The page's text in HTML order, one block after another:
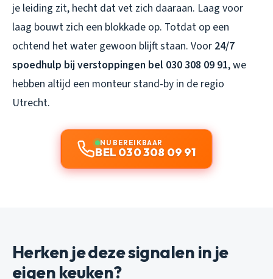
je leiding zit, hecht dat vet zich daaraan. Laag voor
laag bouwt zich een blokkade op. Totdat op een
ochtend het water gewoon blijft staan. Voor 24/7
spoedhulp bij verstoppingen bel 030 308 09 91, we
hebben altijd een monteur stand-by in de regio
Utrecht.
NU BEREIKBAAR
BEL 030 308 09 91
Herken je deze signalen in je
eigen keuken?